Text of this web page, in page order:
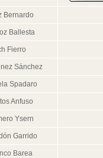
Bernardo
Ballesta
Fierro
Sánchez
Spadaro
Anfuso
Ysern
Garrido
Barea